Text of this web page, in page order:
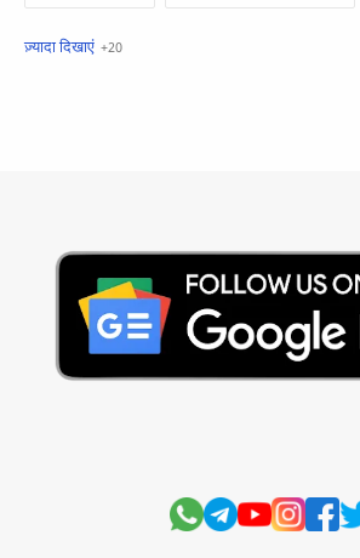
खबरें फटाफट
Hindi Stories International
Jobs and Education Lifestyle
Monthly Current Affairs National